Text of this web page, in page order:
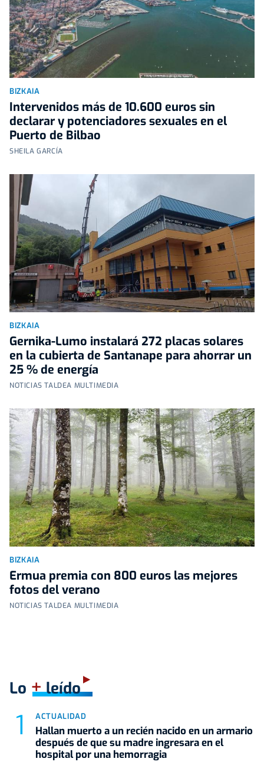
BIZKAIA
Intervenidos más de 10.600 euros sin
declarar y potenciadores sexuales en el
Puerto de Bilbao
SHEILA GARCÍA
BIZKAIA
Gernika-Lumo instalará 272 placas solares
en la cubierta de Santanape para ahorrar un
25 % de energía
NOTICIAS TALDEA MULTIMEDIA
BIZKAIA
Ermua premia con 800 euros las mejores
fotos del verano
NOTICIAS TALDEA MULTIMEDIA
Lo +leído
ACTUALIDAD
Hallan muerto a un recién nacido en un armario
después de que su madre ingresara en el
hospital por una hemorragia